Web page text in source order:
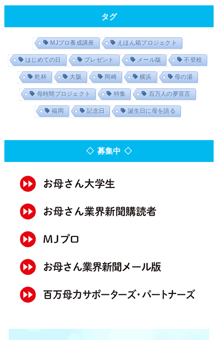
タグ
MJプロ養成講座 えほん箱プロジェクト
はじめての日 プレゼント メール版 不登校
乾杯 大阪 岡崎 横浜 母の湯
母時間プロジェクト 特集 百万人の夢宣言
福岡 記念日 誕生日に母を語る
◇ 募集中 ◇